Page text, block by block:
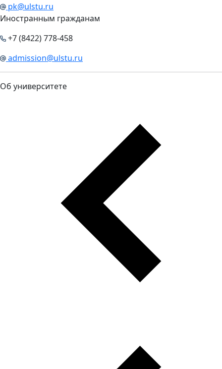
pk@ulstu.ru
Иностранным гражданам
+7 (8422) 778-458
admission@ulstu.ru
Об университете